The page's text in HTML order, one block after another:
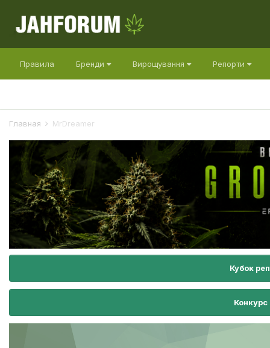
Правила Бренди Вирощування Репорти
Главная MrDreamer
Кубок